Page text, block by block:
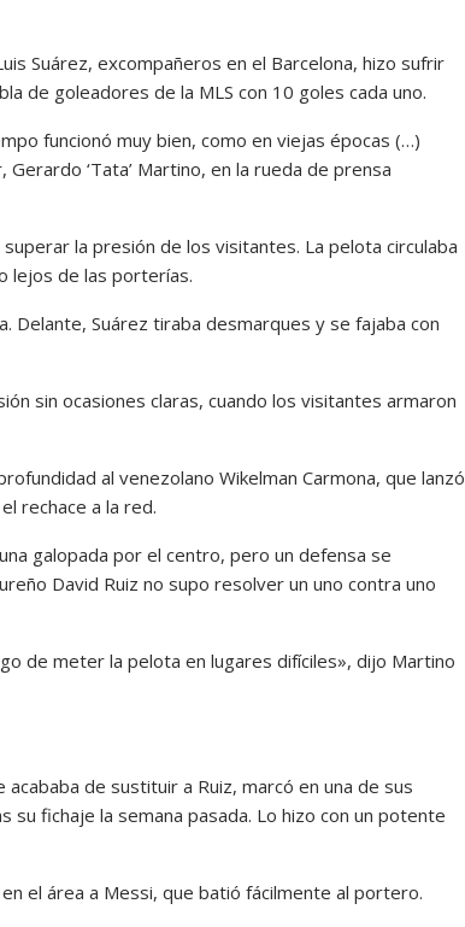
Suárez, excompañeros en el Barcelona, hizo sufrir
de goleadores de la MLS con 10 goles cada uno.
funcionó muy bien, como en viejas épocas (…)
‘Tata’ Martino, en la rueda de prensa
la presión de los visitantes. La pelota circulaba
lejos de las porterías.
Delante, Suárez tiraba desmarques y se fajaba con
sin ocasiones claras, cuando los visitantes armaron
al venezolano Wikelman Carmona, que lanzó
rechace a la red.
galopada por el centro, pero un defensa se
David Ruiz no supo resolver un uno contra uno
de meter la pelota en lugares difíciles», dijo Martino
de sustituir a Ruiz, marcó en una de sus
fichaje la semana pasada. Lo hizo con un potente
el área a Messi, que batió fácilmente al portero.